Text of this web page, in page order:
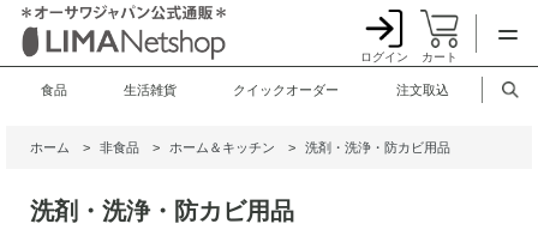
ログイン カート
食品 生活雑貨 クイックオーダー 注文取込
ホーム > 非食品 > ホーム＆キッチン > 洗剤・洗浄・防カビ用品
洗剤・洗浄・防カビ用品